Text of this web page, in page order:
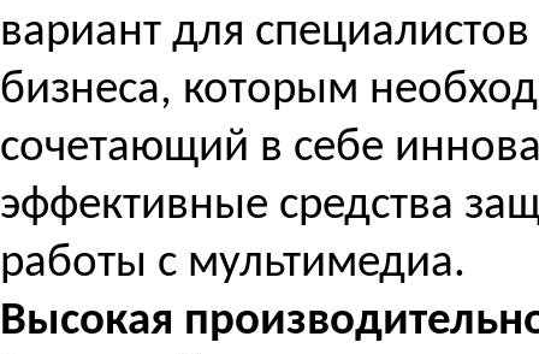
вариант для
бизнеса, которым
сочетающий в себе
эффективные средства
работы с мультимедиа.
Высокая